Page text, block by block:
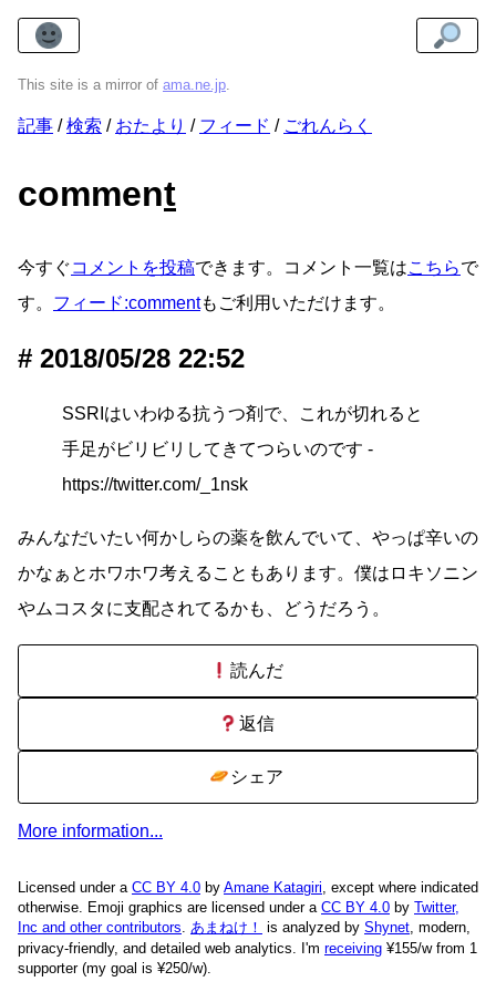
This site is a mirror of ama.ne.jp.
記事 検索 おたより フィード ごれんらく
comment
今すぐコメントを投稿できます。コメント一覧はこちらで
す。 フィード:commentもご利用いただけます。
2018/05/28 22:52
SSRIはいわゆる抗うつ剤で、これが切れると
手足がビリビリしてきてつらいのです -
https://twitter.com/_1nsk
みんなだいたい何かしらの薬を飲んでいて、やっぱ辛いの
かなぁとホワホワ考えることもあります。僕はロキソニン
やムコスタに支配されてるかも、どうだろう。
読んだ
返信
シェア
More information...
Licensed under a CC BY 4.0 by Amane Katagiri, except where indicated
otherwise. Emoji graphics are licensed under a CC BY 4.0 by Twitter,
Inc and other contributors. あまねけ！ is analyzed by Shynet, modern,
privacy-friendly, and detailed web analytics. I'm receiving ¥155/w from 1
supporter (my goal is ¥250/w).